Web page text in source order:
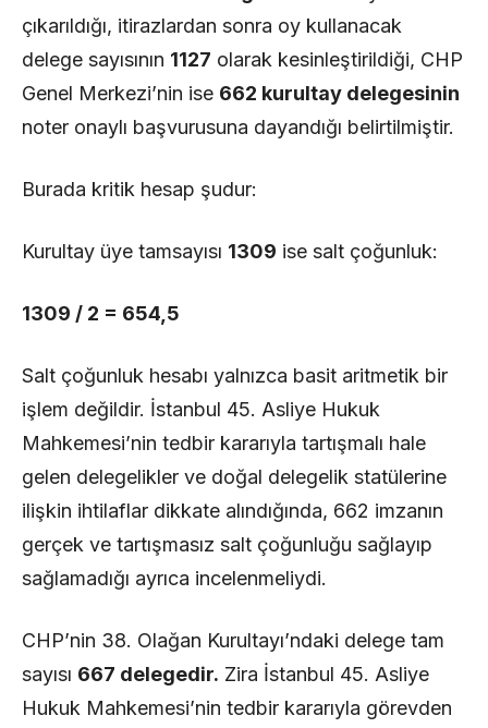
çıkarıldığı, itirazlardan sonra oy kullanacak
delege sayısının 1127 olarak kesinleştirildiği, CHP
Genel Merkezi’nin ise 662 kurultay delegesinin
noter onaylı başvurusuna dayandığı belirtilmiştir.
Burada kritik hesap şudur:
Kurultay üye tamsayısı 1309 ise salt çoğunluk:
1309 / 2 = 654,5
Salt çoğunluk hesabı yalnızca basit aritmetik bir
işlem değildir. İstanbul 45. Asliye Hukuk
Mahkemesi’nin tedbir kararıyla tartışmalı hale
gelen delegelikler ve doğal delegelik statülerine
ilişkin ihtilaflar dikkate alındığında, 662 imzanın
gerçek ve tartışmasız salt çoğunluğu sağlayıp
sağlamadığı ayrıca incelenmeliydi.
CHP’nin 38. Olağan Kurultayı’ndaki delege tam
sayısı 667 delegedir. Zira İstanbul 45. Asliye
Hukuk Mahkemesi’nin tedbir kararıyla görevden